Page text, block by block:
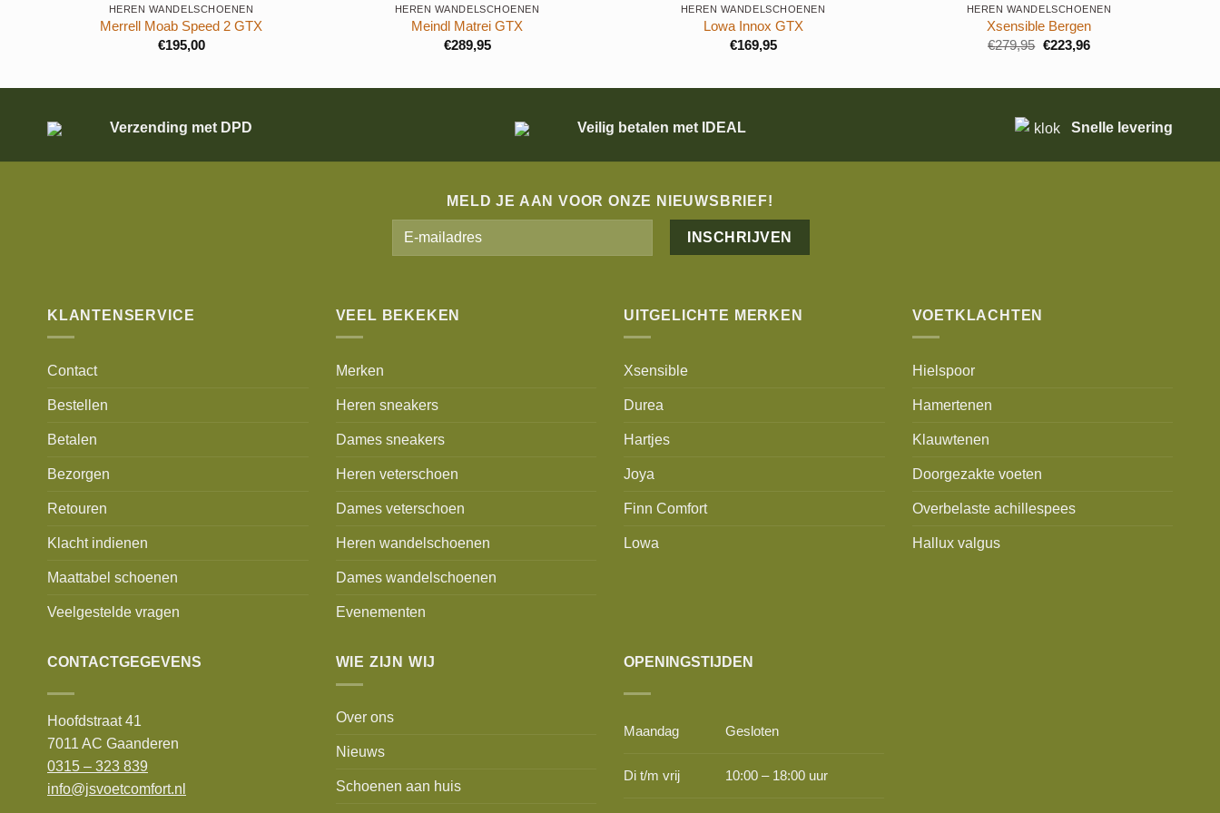
HEREN WANDELSCHOENEN
Merrell Moab Speed 2 GTX
€195,00
HEREN WANDELSCHOENEN
Meindl Matrei GTX
€289,95
HEREN WANDELSCHOENEN
Lowa Innox GTX
€169,95
HEREN WANDELSCHOENEN
Xsensible Bergen
€279,95 Oorspronkelijke
€223,96Huidige
Verzending met DPD Veilig betalen met IDEAL Snelle levering
MELD JE AAN VOOR ONZE NIEUWSBRIEF!
KLANTENSERVICE
Contact
Bestellen
Betalen
Bezorgen
Retouren
Klacht indienen
Maattabel schoenen
Veelgestelde vragen
VEEL BEKEKEN
Merken
Heren sneakers
Dames sneakers
Heren veterschoen
Dames veterschoen
Heren wandelschoenen
Dames wandelschoenen
Evenementen
UITGELICHTE MERKEN
Xsensible
Durea
Hartjes
Joya
Finn Comfort
Lowa
VOETKLACHTEN
Hielspoor
Hamertenen
Klauwtenen
Doorgezakte voeten
Overbelaste achillespees
Hallux valgus
CONTACTGEGEVENS
Hoofdstraat 41
7011 AC Gaanderen
0315 – 323 839
info@jsvoetcomfort.nl
WIE ZIJN WIJ
Over ons
Nieuws
Schoenen aan huis
OPENINGSTIJDEN
Maandag Gesloten
Di t/m vrij 10:00 – 18:00 uur